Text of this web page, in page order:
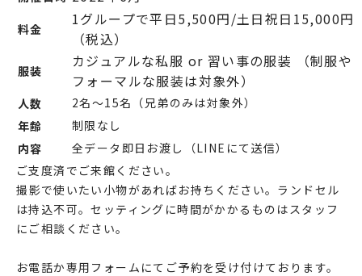
料金
1グループで平日5,500円/土日祝日15,000円
（税込）
服装
カジュアルな私服 or 習い事の服装 （制服や
フォーマルな服装は対象外）
人数
2名～15名（兄弟のみは対象外）
年齢
制限なし
内容
全データ即日お渡し（LINEにて送信）
ご支度済でご来館ください。
撮影で使いたい小物があればお持ちください。ランドセル
は持込不可。セッティングに時間がかかるものはスタッフ
にご相談ください。
お電話か専用フォームにてご予約を受け付けております。